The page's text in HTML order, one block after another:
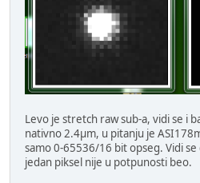
Levo je stretch raw sub-a, vidi se i
nativno 2.4µm, u pitanju je
samo 0-65536/16 bit opseg. Vidi
jedan piksel nije u potpunosti beo.